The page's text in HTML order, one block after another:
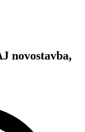
novostavba,